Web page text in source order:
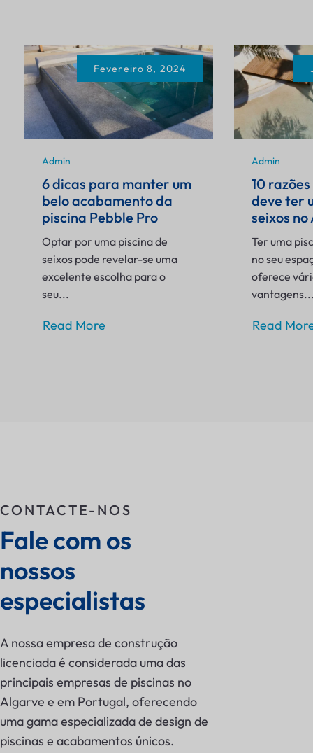
Fevereiro 8, 2024
Admin
6 dicas para manter um
belo acabamento da
piscina Pebble Pro
Optar por uma piscina de
seixos pode revelar-se uma
excelente escolha para o
seu...
Read More
Admin
10
deve ter
seixos
Ter uma
no seu
oferece
Read
CONTACTE-NOS
Fale com os
nossos
especialistas
A nossa empresa de construção
licenciada é considerada uma das
principais empresas de piscinas no
Algarve e em Portugal, oferecendo
uma gama especializada de design de
piscinas e acabamentos únicos.